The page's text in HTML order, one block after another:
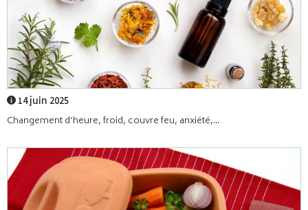
14 juin 2025
Changement d’heure, froid, couvre feu, anxiété,...